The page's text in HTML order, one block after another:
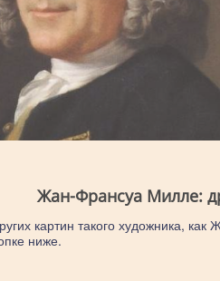
Жан-Франсуа Милле:
картин такого художника,
ниже.